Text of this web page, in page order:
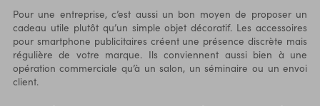
Pour une entreprise, c’est aussi un bon moyen de proposer un
cadeau utile plutôt qu’un simple objet décoratif. Les accessoires
pour smartphone publicitaires créent une présence discrète mais
régulière de votre marque. Ils conviennent aussi bien à une
opération commerciale qu’à un salon, un séminaire ou un envoi
client.